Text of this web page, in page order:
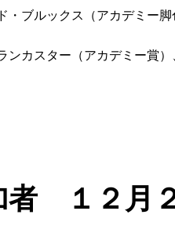
ブルックス（アカデミー脚
カスター（アカデミー賞
者 １２月